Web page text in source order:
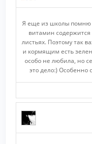
Я еще из школы помню
витамин
листьях. Поэтому так
и кормящим есть
особо не любила, но
это дело:) Особенно